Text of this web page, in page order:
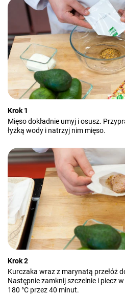
Krok 1
Mięso dokładnie umyj i osusz.
łyżką wody i natrzyj nim mięso.
Krok 2
Kurczaka wraz z marynatą przełóż
Następnie zamknij szczelnie i piecz
180 °C przez 40 minut.